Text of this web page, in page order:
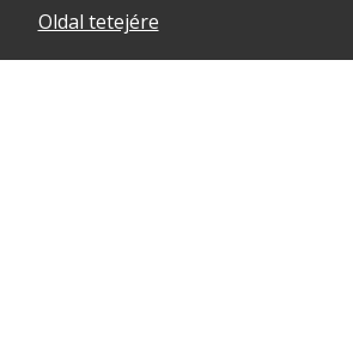
Oldal tetejére